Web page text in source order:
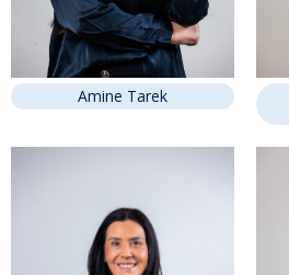
Amine Tarek